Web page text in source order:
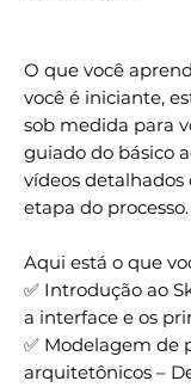
O que você
você é iniciante,
sob medida para
guiado do básico
vídeos
etapa do processo.
Aqui está o que
✅ Introdução ao
a interface e os
✅ Modelagem de
arquitetônicos –